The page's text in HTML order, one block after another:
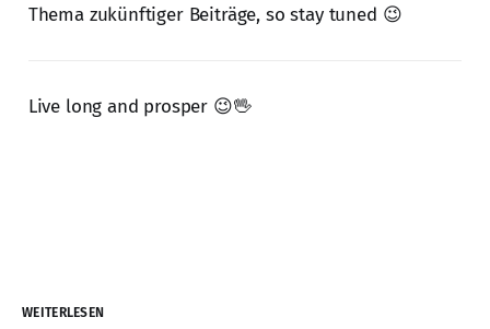
Thema zukünftiger Beiträge, so stay tuned 😉
Live long and prosper 😉🖖
WEITERLESEN